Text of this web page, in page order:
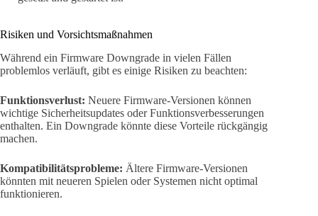
Risiken und Vorsichtsmaßnahmen
Während ein Firmware Downgrade in vielen Fällen
problemlos verläuft, gibt es einige Risiken zu beachten:
Funktionsverlust: Neuere Firmware-Versionen können
wichtige Sicherheitsupdates oder Funktionsverbesserungen
enthalten. Ein Downgrade könnte diese Vorteile rückgängig
machen.
Kompatibilitätsprobleme: Ältere Firmware-Versionen
könnten mit neueren Spielen oder Systemen nicht optimal
funktionieren.